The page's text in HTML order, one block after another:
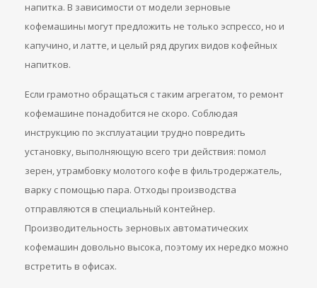
напитка. В зависимости от модели зерновые
кофемашины могут предложить не только эспрессо, но и
капучино, и латте, и целый ряд других видов кофейных
напитков.
Если грамотно обращаться с таким агрегатом, то ремонт
кофемашине понадобится не скоро. Соблюдая
инструкцию по эксплуатации трудно повредить
установку, выполняющую всего три действия: помол
зерен, утрамбовку молотого кофе в фильтродержатель,
варку с помощью пара. Отходы производства
отправляются в специальный контейнер.
Производительность зерновых автоматических
кофемашин довольно высока, поэтому их нередко можно
встретить в офисах.